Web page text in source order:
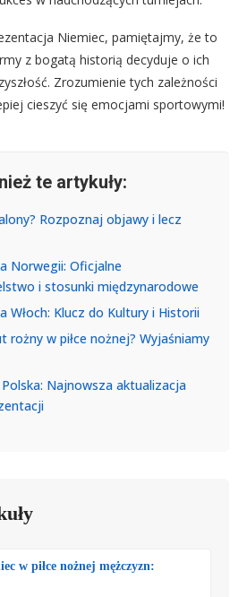
Niemiec, pamiętajmy, że to
z bogatą historią decyduje o ich
Zrozumienie tych zależności
cieszyć się emocjami sportowymi!
te artykuły:
Rozpoznaj objawy i lecz
Norwegii: Oficjalne
i stosunki międzynarodowe
Włoch: Klucz do Kultury i Historii
rożny w piłce nożnej? Wyjaśniamy
Polska: Najnowsza aktualizacja
w piłce nożnej mężczyzn: